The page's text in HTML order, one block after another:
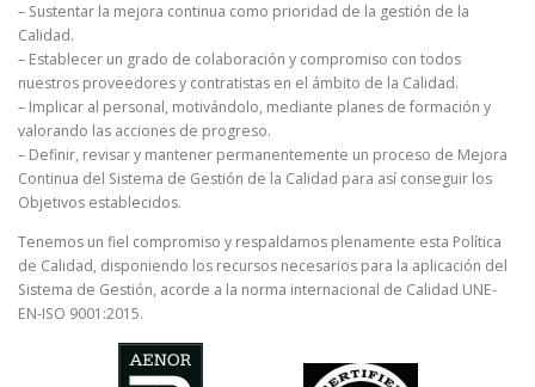
– Sustentar la mejora continua como prioridad de la gestión de la
Calidad.
– Establecer un grado de colaboración y compromiso con todos
nuestros proveedores y contratistas en el ámbito de la Calidad.
– Implicar al personal, motivándolo, mediante planes de formación y
valorando las acciones de progreso.
– Definir, revisar y mantener permanentemente un proceso de Mejora
Continua del Sistema de Gestión de la Calidad para así conseguir los
Objetivos establecidos.
Tenemos un fiel compromiso y respaldamos plenamente esta Política
de Calidad, disponiendo los recursos necesarios para la aplicación del
Sistema de Gestión, acorde a la norma internacional de Calidad UNE-
EN-ISO 9001:2015.